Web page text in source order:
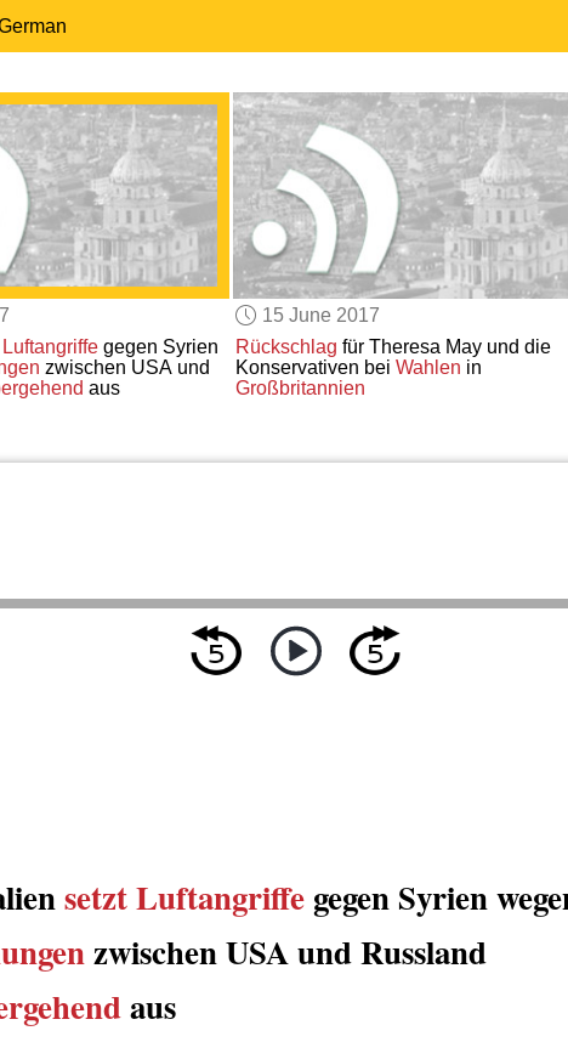
gegen Syrien
zwischen USA und
aus
15 June 2017
Rückschlag für Theresa May und die
Konservativen bei Wahlen in
Großbritannien
setzt Luftangriffe gegen Syrien
zwischen USA und Russland
aus